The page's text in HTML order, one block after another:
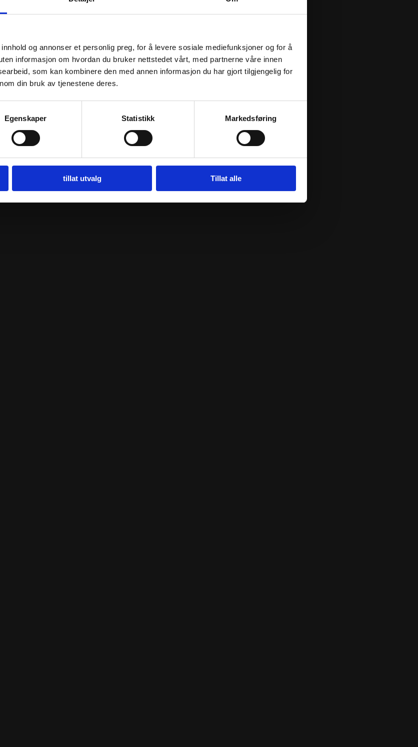
og annonser et personlig preg, for å levere sosiale mediefunksjoner og for å
informasjon om hvordan du bruker nettstedet vårt, med partnerne våre innen
som kan kombinere den med annen informasjon du har gjort tilgjengelig for
din bruk av tjenestene deres.
Egenskaper Statistikk Markedsføring
tillat utvalg Tillat alle